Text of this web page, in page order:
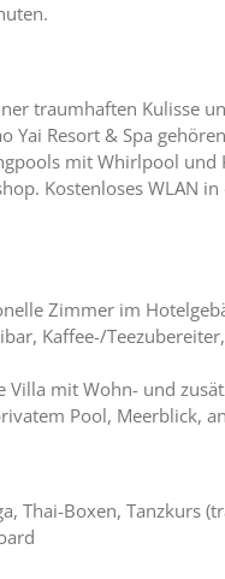
traumhaften Kulisse
Yai Resort & Spa
mit Whirlpool und
Kostenloses WLAN in
Zimmer im
Kaffee-/
Villa mit Wohn- und
Pool, Meerblick,
Thai-Boxen, Tanzkurs